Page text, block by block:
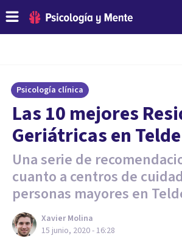
Psicología clínica
Las 10 mejores
Geriátricas en Telde
Una serie de
cuanto a centros de
personas mayores en
Xavier Molina
15 junio, 2020 - 16:28